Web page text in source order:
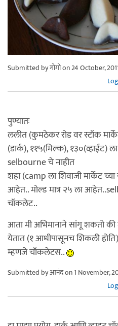
Submitted byगोगोon 24 October,
पुण्यातः
ललीत (कुमठेकर रोड वर स्टॉक
(डार्क), ११५(मिल्क),
selbourne चे नाहीत
शहा (camp ला शिवाजी मार्केट
आहेत.. मोल्ड मात्र २५ ला
चॉकलेट..
आता मी अभिमानाने सांगू शकतो की
येतात (१ आधीपासूनच शिकली
म्हणजे चॉकलेटस..
Submitted byआनंदon 1 November,